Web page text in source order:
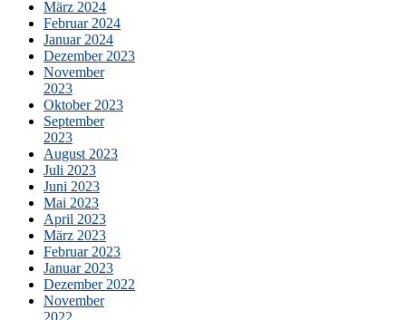
März 2024
Februar 2024
Januar 2024
Dezember 2023
November
2023
Oktober 2023
September
2023
August 2023
Juli 2023
Juni 2023
Mai 2023
April 2023
März 2023
Februar 2023
Januar 2023
Dezember 2022
November